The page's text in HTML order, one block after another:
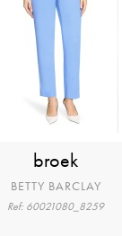
broek
BETTY BARCLAY
Ref: 60021080_8259